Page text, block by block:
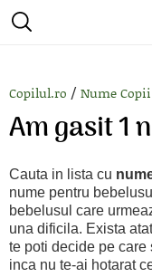
Copilul.ro / Nume Copii
Am gasit 1
Cauta in lista cu
nume pentru
bebelusul care
una dificila. Exista
te poti decide pe
inca nu te-ai hotarat